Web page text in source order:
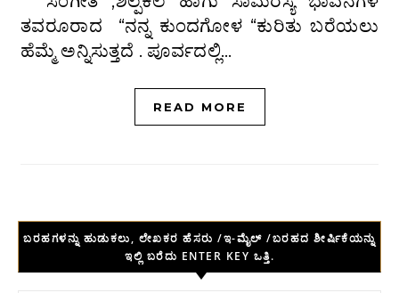
ತವರೂರಾದ “ನನ್ನ ಕುಂದಗೋಳ “ಕುರಿತು ಬರೆಯಲು
ಹೆಮ್ಮೆ ಅನ್ನಿಸುತ್ತದೆ . ಪೂರ್ವದಲ್ಲಿ…
READ MORE
ಬರಹಗಳನ್ನು ಹುಡುಕಲು, ಲೇಖಕರ ಹೆಸರು /ಇ-ಮೈಲ್ /ಬರಹದ ಶೀರ್ಷಿಕೆಯನ್ನು
ಇಲ್ಲಿ ಬರೆದು ENTER KEY ಒತ್ತಿ.